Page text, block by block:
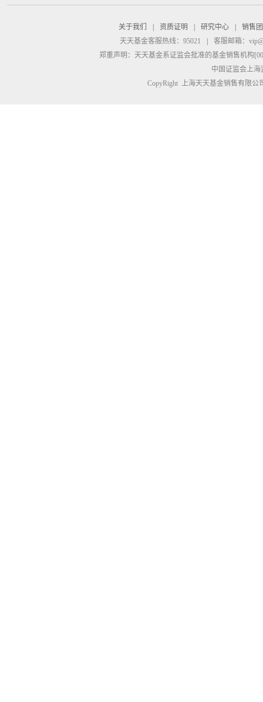
关于我们 资质证明 研究中心
销售
天天基金客服热线：95021
客服邮箱：
郑重声明： 天天基金系证监会批准的基金销售机构
中国证监会上
CopyRight 上海天天基金销售有限